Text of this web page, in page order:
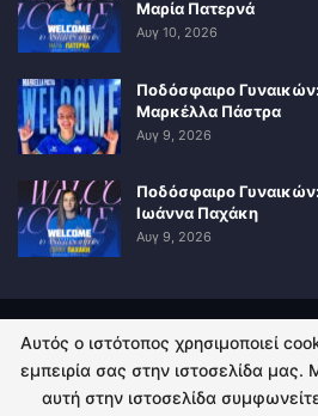
Μαρία Πατερνά
Αυγ 10, 2026
Ποδόσφαιρο
Μαρκέλλα Πάστρα
Αυγ 9, 2026
Ποδόσφαιρο
Ιωάννα Παχάκη
Αυγ 9, 2026
ΠΟΛΙΤΙΚΗ ΑΠΟΡΡΗΤΟΥ
Αυτός ο ιστότοπος χρησιμοποιεί
εμπειρία σας στην ιστοσελίδα μας.
αυτή στην ιστοσελίδα